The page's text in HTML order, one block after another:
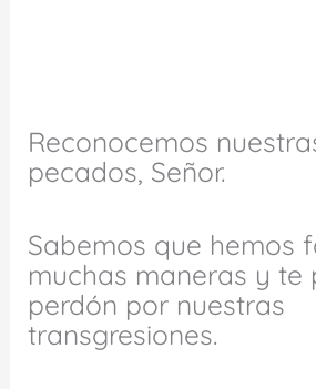
Reconocemos
pecados, Señor.
Sabemos que hemos
muchas maneras y te
perdón por nuestras
transgresiones.